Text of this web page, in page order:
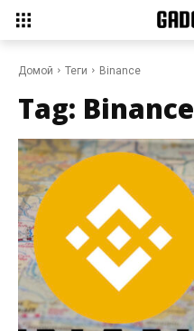
Домой Теги Binance
Tag: Binance